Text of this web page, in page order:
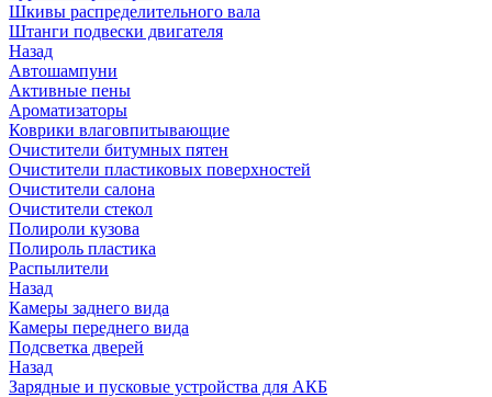
Шкивы распределительного вала
Штанги подвески двигателя
Назад
Автошампуни
Активные пены
Ароматизаторы
Коврики влаговпитывающие
Очистители битумных пятен
Очистители пластиковых поверхностей
Очистители салона
Очистители стекол
Полироли кузова
Полироль пластика
Распылители
Назад
Камеры заднего вида
Камеры переднего вида
Подсветка дверей
Назад
Зарядные и пусковые устройства для АКБ